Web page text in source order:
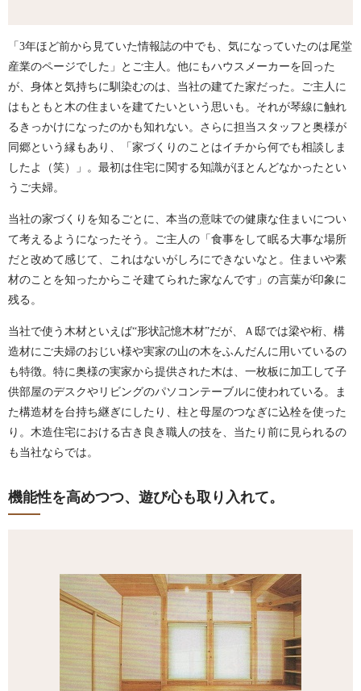
「3年ほど前から見ていた情報誌の中でも、気になっていたのは尾堂
産業のページでした」とご主人。他にもハウスメーカーを回った
が、身体と気持ちに馴染むのは、当社の建てた家だった。ご主人に
はもともと木の住まいを建てたいという思いも。それが琴線に触れ
るきっかけになったのかも知れない。さらに担当スタッフと奥様が
同郷という縁もあり、「家づくりのことはイチから何でも相談しま
したよ（笑）」。最初は住宅に関する知識がほとんどなかったとい
うご夫婦。
当社の家づくりを知るごとに、本当の意味での健康な住まいについ
て考えるようになったそう。ご主人の「食事をして眠る大事な場所
だと改めて感じて、これはないがしろにできないなと。住まいや素
材のことを知ったからこそ建てられた家なんです」の言葉が印象に
残る。
当社で使う木材といえば“形状記憶木材”だが、Ａ邸では梁や桁、構
造材にご夫婦のおじい様や実家の山の木をふんだんに用いているの
も特徴。特に奥様の実家から提供された木は、一枚板に加工して子
供部屋のデスクやリビングのパソコンテーブルに使われている。ま
た構造材を台持ち継ぎにしたり、柱と母屋のつなぎに込栓を使った
り。木造住宅における古き良き職人の技を、当たり前に見られるの
も当社ならでは。
機能性を高めつつ、遊び心も取り入れて。